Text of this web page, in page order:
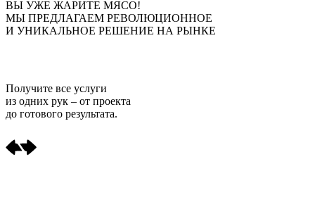
ВЫ УЖЕ ЖАРИТЕ МЯСО!
МЫ ПРЕДЛАГАЕМ РЕВОЛЮЦИОННОЕ
И УНИКАЛЬНОЕ РЕШЕНИЕ НА РЫНКЕ
Получите все услуги
из одних рук – от проекта
до готового результата.